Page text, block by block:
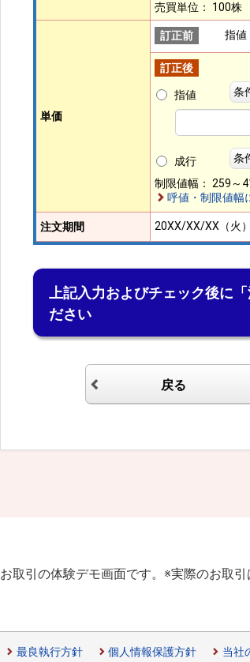
売買単位：
100株
単価
訂正前 指値
訂正後
指値 条
成行 条
制限値幅： 259～
呼値・制限値幅
注文期間 20XX/XX/XX（火）
上記入力およびチェック後に
ださい
戻る
お取引の体験デモ画面です。 ※実際のお取引
最良執行方針 個人情報保護方針 当社